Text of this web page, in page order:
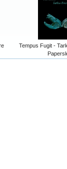
Tempus Fugit -